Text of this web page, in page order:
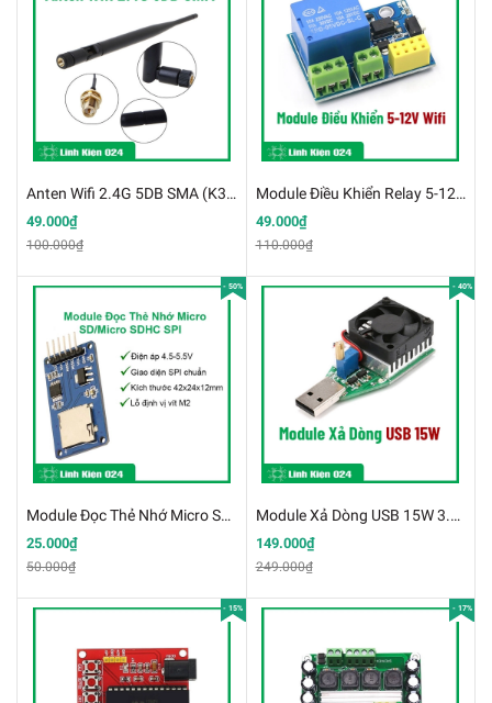
Anten Wifi 2.4G 5DB SMA (K3C5)
49.000₫
100.000₫
Module Điều Khiển Relay 5-12VDC Bằng Wifi ESP8266 - 01 (K4E8-2)
49.000₫
110.000₫
- 50%
Module Đọc Thẻ Nhớ Micro SD/Micro SDHC SPI (K2K15)
25.000₫
50.000₫
- 40%
Module Xả Dòng USB 15W 3.7V - 13VDC (K2F5)
149.000₫
249.000₫
- 15% - 17%